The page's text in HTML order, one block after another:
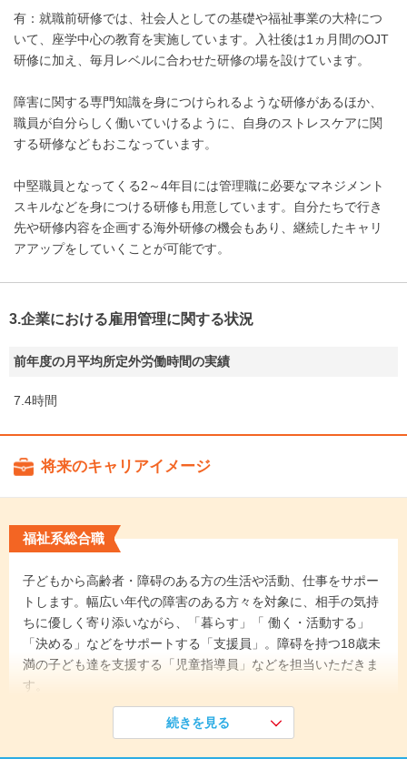
有：就職前研修では、社会人としての基礎や福祉事業の大枠につ
いて、座学中心の教育を実施しています。入社後は1ヵ月間のOJT
研修に加え、毎月レベルに合わせた研修の場を設けています。
障害に関する専門知識を身につけられるような研修があるほか、
職員が自分らしく働いていけるように、自身のストレスケアに関
する研修などもおこなっています。
中堅職員となってくる2～4年目には管理職に必要なマネジメント
スキルなどを身につける研修も用意しています。自分たちで行き
先や研修内容を企画する海外研修の機会もあり、継続したキャリ
アアップをしていくことが可能です。
3.企業における雇用管理に関する状況
前年度の月平均所定外労働時間の実績
7.4時間
将来のキャリアイメージ
福祉系総合職
子どもから高齢者・障碍のある方の生活や活動、仕事をサポー
トします。幅広い年代の障害のある方々を対象に、相手の気持
ちに優しく寄り添いながら、「暮らす」「 働く・活動する」
「決める」などをサポートする「支援員」。障碍を持つ18歳未
満の子ども達を支援する「児童指導員」などを担当いただきま
す。
続きを見る